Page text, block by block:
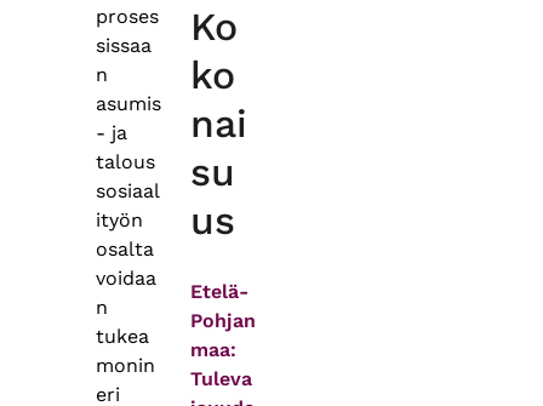
proses
sissaa
n
asumis
- ja
talous
sosiaal
ityön
osalta
voidaa
n
tukea
monin
eri
Ko
ko
nai
su
us
Etelä-
Pohjan
maa:
Tuleva